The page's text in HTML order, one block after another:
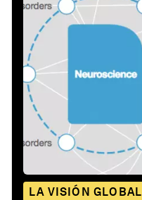
LA VISIÓN GLOBAL